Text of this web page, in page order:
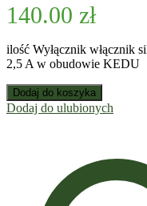
140.00 zł
ilość Wyłącznik włącznik
2,5 A w obudowie KEDU
Dodaj do koszyka
Dodaj do ulubionych